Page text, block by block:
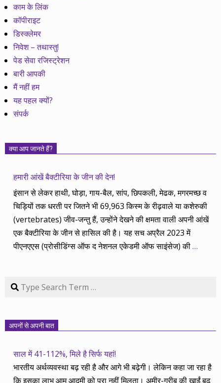
काम के लिंक
कॉपीराइट
डिस्क्लेमर
निवेश – तथास्तु!
पेड सेवा रजिस्ट्रेशन
बारी आपकी
मैं नहीं हम
यह पहल क्यों?
संपर्क
क्या आप जानते हैं?
हमारी आंखें बैक्टीरिया के जीन की देन!
इंसान से लेकर हाथी, घोड़ा, गाय-बैल, सांप, छिपकली, मेढक, मगरमच्छ व
चिड़ियों तक धरती पर जितने भी 69,963 किस्म के रीढ़वाले या कशेरुकी
(vertebrates) जीव-जन्तु हैं, उन्होंने देखने की क्षमता वाली अपनी आंखें
एक बैक्टीरिया के जीन से हासिल की है। यह सच अप्रैल 2023 में
पीएनएएस (प्रोसीडिंग्स ऑफ द नेशनल एकेडमी ऑफ साइंसेज) की…
Search
अपनों से अपनी बात
साल में 41-112%, मिले है सिर्फ यहां!
भारतीय अर्थव्यवस्था बढ़ रही है और आगे भी बढ़ेगी। लेकिन कहा जा रहा है
कि इसका लाभ आम आदमी को पूरा नहीं मिलता। अमीर-गरीब की खाईं बढ़